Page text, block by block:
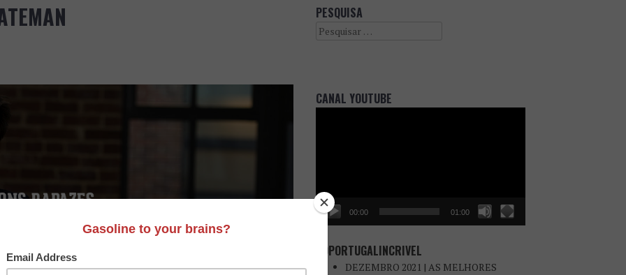
PESQUISA
Search
CANAL YOUTUBE
00:00 01:00
#OPORTUGALINCRIVEL
DEZEMBRO 2021 | AS MELHORES